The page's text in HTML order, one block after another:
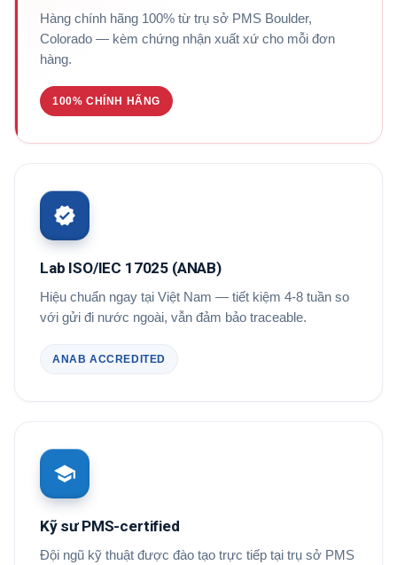
Hàng chính hãng 100% từ trụ sở PMS Boulder,
Colorado — kèm chứng nhận xuất xứ cho mỗi đơn
hàng.
100% CHÍNH HÃNG
Lab ISO/IEC 17025 (ANAB)
Hiệu chuẩn ngay tại Việt Nam — tiết kiệm 4-8 tuần so
với gửi đi nước ngoài, vẫn đảm bảo traceable.
ANAB ACCREDITED
Kỹ sư PMS-certified
Đội ngũ kỹ thuật được đào tạo trực tiếp tại trụ sở PMS